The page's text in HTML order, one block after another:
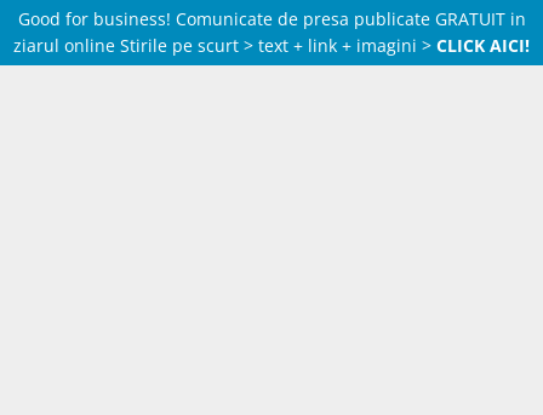
Good for business! Comunicate de presa publicate GRATUIT in
ziarul online Stirile pe scurt > text + link + imagini > CLICK AICI!